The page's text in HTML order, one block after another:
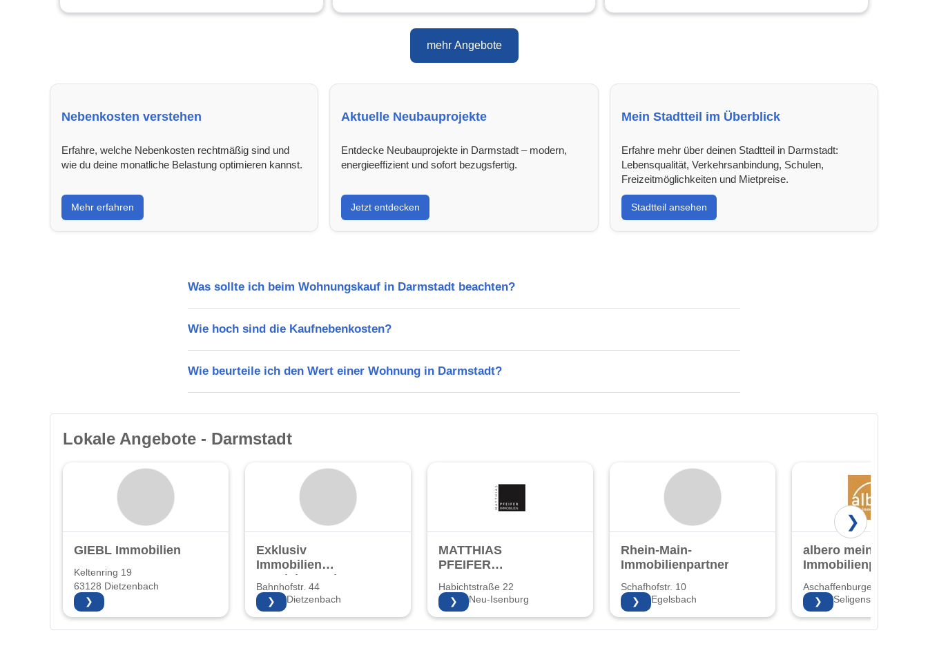
mehr Angebote
Nebenkosten verstehen
Erfahre, welche Nebenkosten rechtmäßig sind und
wie du deine monatliche Belastung optimieren kannst.
Mehr erfahren
Aktuelle Neubauprojekte
Entdecke Neubauprojekte in Darmstadt – modern,
energieeffizient und sofort bezugsfertig.
Jetzt entdecken
Mein Stadtteil im Überblick
Erfahre mehr über deinen Stadtteil in Darmstadt:
Lebensqualität, Verkehrsanbindung, Schulen,
Freizeitmöglichkeiten und Mietpreise.
Stadtteil ansehen
Was sollte ich beim Wohnungskauf in Darmstadt beachten?
Wie hoch sind die Kaufnebenkosten?
Wie beurteile ich den Wert einer Wohnung in Darmstadt?
Lokale Angebote - Darmstadt
GIEBL Immobilien
Keltenring 19
63128 Dietzenbach
❯
Exklusiv
Immobilien
Vertriebs GmbH
Bahnhofstr. 44
63128 Dietzenbach
❯
MATTHIAS
PFEIFER
Habichtstraße 22
63263 Neu-Isenburg
❯
Rhein-Main-
Immobilienpartner
Schafhofstr. 10
63329 Egelsbach
❯
albero mein
Immobilienpartner
Aschaffenburger Str. 65
63500 Seligenstadt
❯
❯